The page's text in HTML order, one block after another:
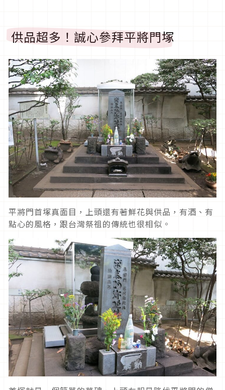
供品超多！誠心參拜平將門塚
平將門首塚真面目，上頭還有著鮮花與供品，有酒、有
點心的風格，跟台灣祭祖的傳統也很相似。